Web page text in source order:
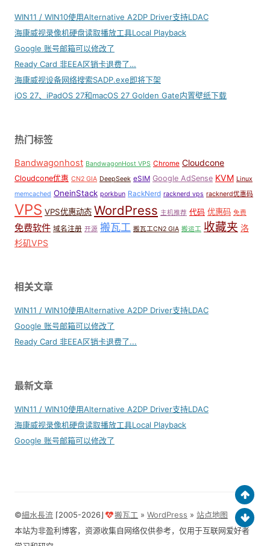
WIN11 / WIN10使用Alternative A2DP Driver支持LDAC
海康威视录像机硬盘读取播放工具Local Playback
Google 账号邮箱可以修改了
Ready Card 非EEA区销卡退费了…
海康威视设备网络搜索SADP.exe即将下架
iOS 27、iPadOS 27和macOS 27 Golden Gate内置壁纸下载
热门标签
Bandwagonhost BandwagonHost VPS Chrome Cloudcone
Cloudcone优惠 CN2 GIA DeepSeek eSIM Google AdSense KVM Linux
memcached OneinStack porkbun RackNerd racknerd vps racknerd优惠码
VPS VPS优惠动态 WordPress 主机推荐 代码 优惠码 免费
免费软件 域名注册 开源 搬瓦工 搬瓦工CN2 GIA 搬运工 收藏夹 洛
杉矶VPS
相关文章
WIN11 / WIN10使用Alternative A2DP Driver支持LDAC
Google 账号邮箱可以修改了
Ready Card 非EEA区销卡退费了...
最新文章
WIN11 / WIN10使用Alternative A2DP Driver支持LDAC
海康威视录像机硬盘读取播放工具Local Playback
Google 账号邮箱可以修改了
©細水長流 ⌈2005-2026⌋ 搬瓦工 »WordPress »站点地图
本站为非盈利博客，资源收集自网络仅供参考，仅用于互联网爱好者